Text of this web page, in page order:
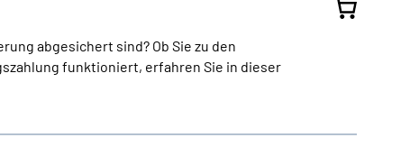
abgesichert sind? Ob Sie zu den
funktioniert, erfahren Sie in dieser